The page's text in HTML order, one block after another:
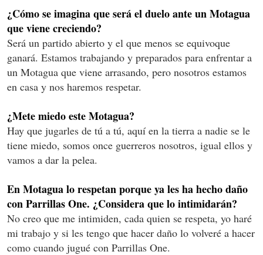
¿Cómo se imagina que será el duelo ante un Motagua
que viene creciendo?
Será un partido abierto y el que menos se equivoque
ganará. Estamos trabajando y preparados para enfrentar a
un Motagua que viene arrasando, pero nosotros estamos
en casa y nos haremos respetar.
¿Mete miedo este Motagua?
Hay que jugarles de tú a tú, aquí en la tierra a nadie se le
tiene miedo, somos once guerreros nosotros, igual ellos y
vamos a dar la pelea.
En Motagua lo respetan porque ya les ha hecho daño
con Parrillas One. ¿Considera que lo intimidarán?
No creo que me intimiden, cada quien se respeta, yo haré
mi trabajo y si les tengo que hacer daño lo volveré a hacer
como cuando jugué con Parrillas One.